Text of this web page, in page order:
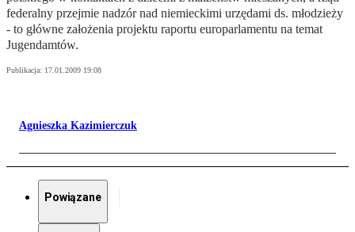
federalny przejmie nadzór nad niemieckimi urzędami ds. młodzieży
- to główne założenia projektu raportu europarlamentu na temat
Jugendamtów.
Publikacja: 17.01.2009 19:08
Agnieszka Kazimierczuk
Powiązane